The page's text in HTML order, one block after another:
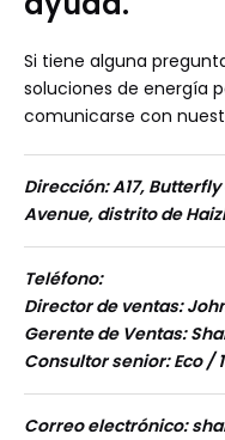
Si tiene alguna
soluciones de energía
comunicarse con
Dirección: A17,
Avenue, distrito de
Teléfono:
Director de ventas:
Gerente de Ventas:
Consultor senior: Eco /
Correo electrónico: